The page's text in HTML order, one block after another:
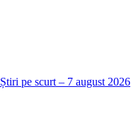
Știri pe scurt – 7 august 2026